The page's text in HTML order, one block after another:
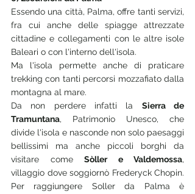
Essendo una città, Palma, offre tanti servizi,
fra cui anche delle spiagge attrezzate
cittadine e collegamenti con le altre isole
Baleari o con l'interno dell'isola.
Ma l'isola permette anche di praticare
trekking con tanti percorsi mozzafiato dalla
montagna al mare.
Da non perdere infatti la Sierra de
Tramuntana, Patrimonio Unesco, che
divide l'isola e nasconde non solo paesaggi
bellissimi ma anche piccoli borghi da
visitare come Sòller e Valdemossa,
villaggio dove soggiornò Frederyck Chopin.
Per raggiungere Soller da Palma è